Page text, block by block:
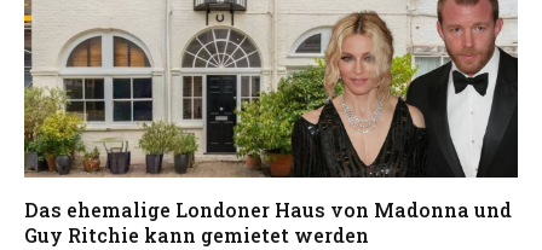
Das ehemalige Londoner Haus von Madonna und
Guy Ritchie kann gemietet werden